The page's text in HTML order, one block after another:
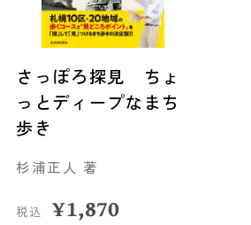
さっぽろ探見 ちょ
っとディープなまち
歩き
杉浦正人 著
税込 ¥1,870